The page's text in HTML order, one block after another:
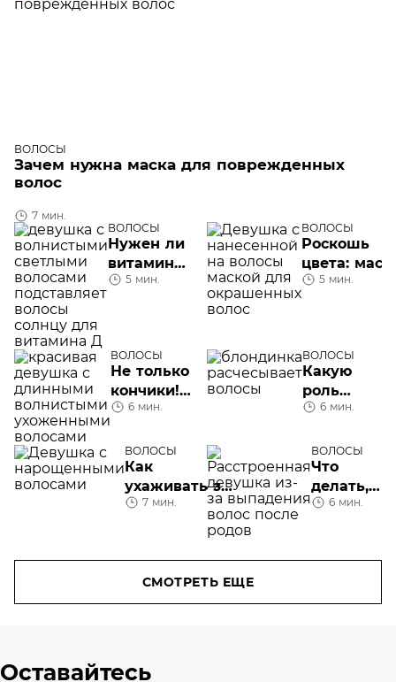
ВОЛОСЫ
Зачем нужна маска для поврежденных
волос
7 мин.
ВОЛОСЫ
Нужен ли
витамин
D для
5 мин.
ВОЛОСЫ
Роскошь
цвета:
для5 мин.
ВОЛОСЫ
Не только
кончики!
Модные
2026,
рассчитанные
на длинные
волосы
6 мин.
ВОЛОСЫ
Какую
роль
играет
для волос
6 мин.
ВОЛОСЫ
Как
ухаживать за
нарощенными
7 мин.
ВОЛОСЫ
Что
делать,
если
после
6 мин.
СМОТРЕТЬ ЕЩЕ
Оставайтесь